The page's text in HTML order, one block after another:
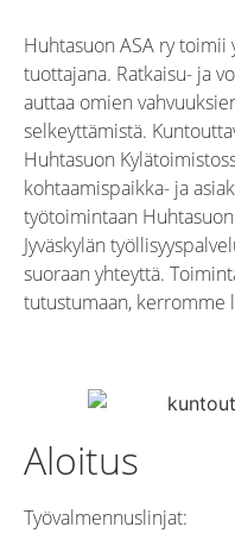
Huhtasuon ASA ry toimii
tuottajana. Ratkaisu- ja
auttaa omien
selkeyttämistä.
Huhtasuon
kohtaamispaikka- ja
työtoimintaan
Jyväskylän
suoraan yhteyttä.
tutustumaan, kerromme
Aloitus
Työvalmennuslinjat: